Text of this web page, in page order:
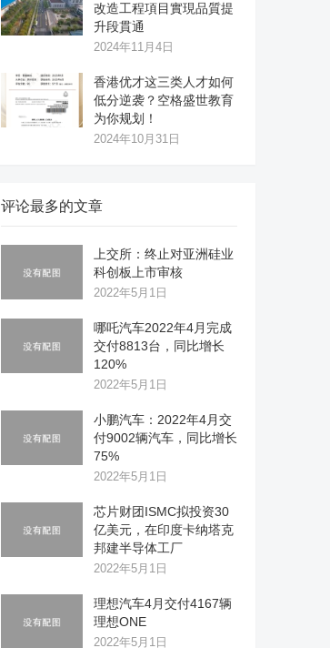
改造工程項目實現品質提
升段貫通
2024年11月4日
香港优才这三类人才如何
低分逆袭？空格盛世教育
为你规划！
2024年10月31日
评论最多的文章
上交所：终止对亚洲硅业
科创板上市审核
2022年5月1日
哪吒汽车2022年4月完成
交付8813台，同比增长
120%
2022年5月1日
小鹏汽车：2022年4月交
付9002辆汽车，同比增长
75%
2022年5月1日
芯片财团ISMC拟投资30
亿美元，在印度卡纳塔克
邦建半导体工厂
2022年5月1日
理想汽车4月交付4167辆
理想ONE
2022年5月1日